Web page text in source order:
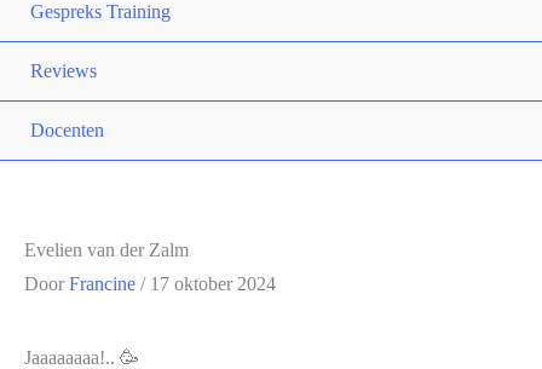
Gespreks Training
Reviews
Docenten
Evelien van der Zalm
Door Francine / 17 oktober 2024
Jaaaaaaaa!.. 🥳